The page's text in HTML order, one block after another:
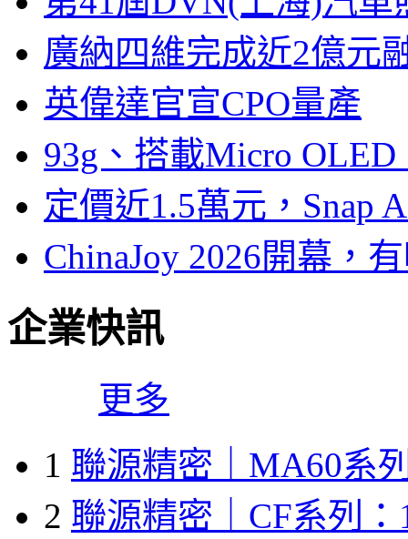
廣納四維完成近2億元
英偉達官宣CPO量產
93g、搭載Micro
定價近1.5萬元，Snap
ChinaJoy 2026開幕，
企業快訊
更多
1 聯源精密｜MA60系
2 聯源精密｜CF系列：